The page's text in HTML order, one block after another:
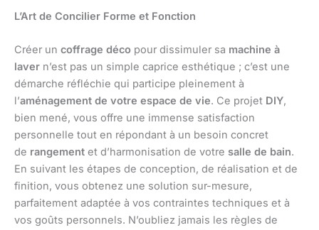
L’Art de Concilier Forme et Fonction
Créer un coffrage déco pour dissimuler sa machine à
laver n’est pas un simple caprice esthétique ; c’est une
démarche réfléchie qui participe pleinement à
l’aménagement de votre espace de vie. Ce projet DIY,
bien mené, vous offre une immense satisfaction
personnelle tout en répondant à un besoin concret
de rangement et d’harmonisation de votre salle de bain.
En suivant les étapes de conception, de réalisation et de
finition, vous obtenez une solution sur-mesure,
parfaitement adaptée à vos contraintes techniques et à
vos goûts personnels. N’oubliez jamais les règles de